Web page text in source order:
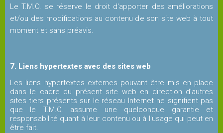
Le T.M.O. se réserve le droit d'apporter des améliorations
et/ou des modifications au contenu de son site web à tout
moment et sans préavis.
7. Liens hypertextes avec des sites web
Les liens hypertextes externes pouvant être mis en place
dans le cadre du présent site web en direction d'autres
sites tiers présents sur le réseau Internet ne signifient pas
que le T.M.O. assume une quelconque garantie et
responsabilité quant à leur contenu ou à l'usage qui peut en
être fait.